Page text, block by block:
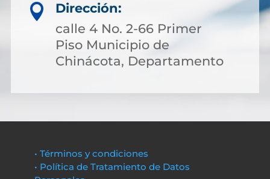

Dirección:
calle 4 No. 2-66 Primer
Piso Municipio de
Chinácota, Departamento
• Términos y condiciones
• Política de Tratamiento de Datos